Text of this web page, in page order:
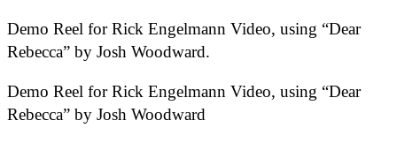
Demo Reel for Rick Engelmann Video, using “Dear
Rebecca” by Josh Woodward.
Demo Reel for Rick Engelmann Video, using “Dear
Rebecca” by Josh Woodward